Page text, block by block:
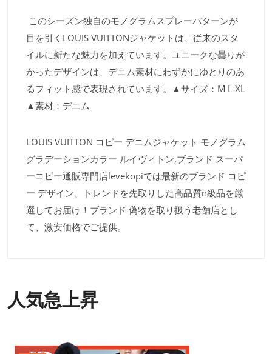
このシーズン独自のモノグラムスプレーパターンが
目を引くLOUIS VUITTONジャケットは、従来のスタ
イルに新たな魅力を加えています。ユニークな曇りが
かったデザインは、デニム素材にわずかにゆとりのあ
るフィット感で表現されています。▲サイズ：M L XL
▲素材：デニム
LOUIS VUITTON コピー デニムジャケット モノグラム
グラデーションカラー ルイヴィトン,ブランド スーパ
ーコピー通販専門店levekopiでは最新のブランド コピ
ー デザイン、トレンドを先取りした高品質n級品を厳
選してお届け！ブランド 偽物を取り扱う老舗店とし
て、激安価格でご提供。
人気急上昇